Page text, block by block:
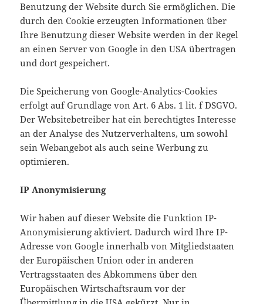
Benutzung der Website durch Sie ermöglichen. Die
durch den Cookie erzeugten Informationen über
Ihre Benutzung dieser Website werden in der Regel
an einen Server von Google in den USA übertragen
und dort gespeichert.
Die Speicherung von Google-Analytics-Cookies
erfolgt auf Grundlage von Art. 6 Abs. 1 lit. f DSGVO.
Der Websitebetreiber hat ein berechtigtes Interesse
an der Analyse des Nutzerverhaltens, um sowohl
sein Webangebot als auch seine Werbung zu
optimieren.
IP Anonymisierung
Wir haben auf dieser Website die Funktion IP-
Anonymisierung aktiviert. Dadurch wird Ihre IP-
Adresse von Google innerhalb von Mitgliedstaaten
der Europäischen Union oder in anderen
Vertragsstaaten des Abkommens über den
Europäischen Wirtschaftsraum vor der